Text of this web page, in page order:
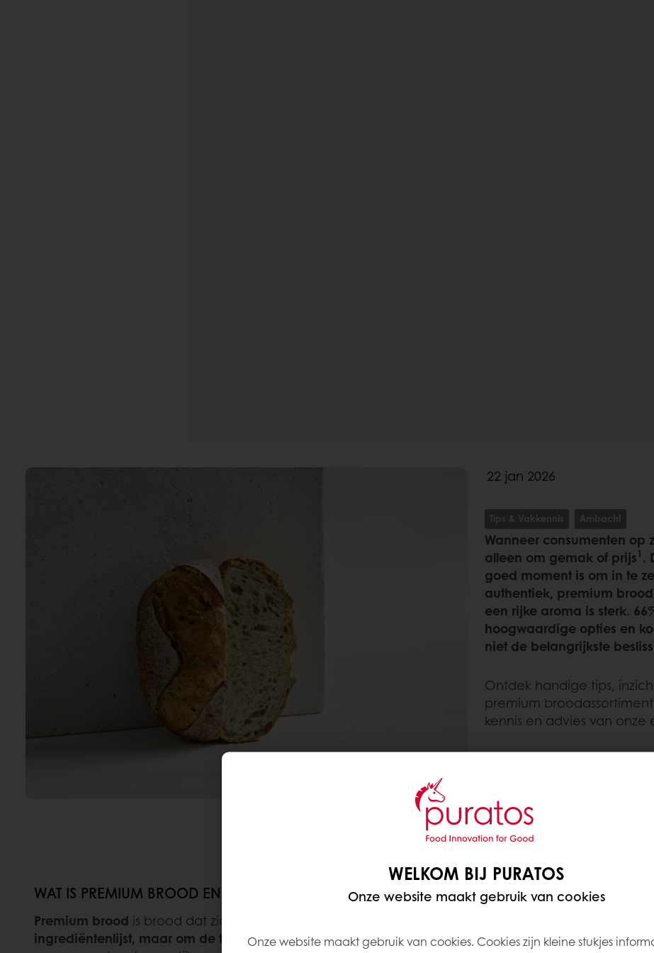
22 jan 2026
Tips & Vakkennis Ambacht
Wanneer consumenten
alleen om gemak of prijs1 .
goed moment is om in te
authentiek, premium
een rijke aroma is sterk.
hoogwaardige opties en
niet de belangrijkste
Ontdek handige tips,
premium
kennis en advies van onze
WAT IS PREMIUM BROOD EN WAAROM ZIJN CONSUMENTEN ER ZO DOL OP?
Premium brood is brood dat zich onderscheidt doordat het meer waarde biedt voor de consument
ingrediëntenlijst, maar om de totale waarde van het brood³. Premium brood wordt gezien als een
WELKOM BIJ PURATOS
Onze website maakt gebruik van cookies
Onze website maakt gebruik van cookies. Cookies zijn kleine stukjes